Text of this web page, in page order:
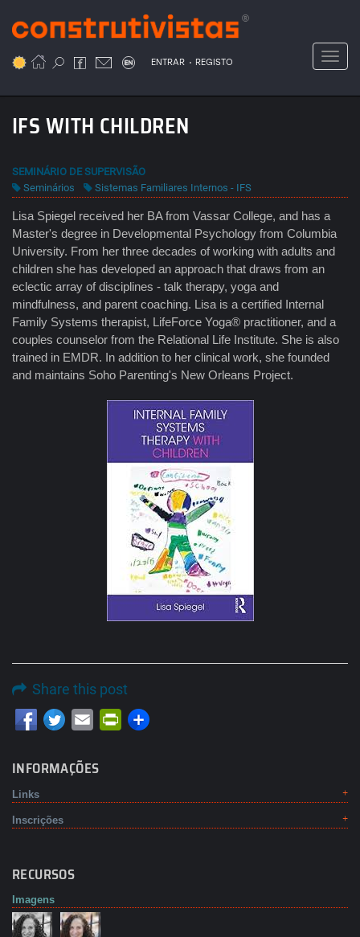
para
conteúdo
ENTRAR . REGISTO
IFS WITH CHILDREN
SEMINÁRIO DE SUPERVISÃO
Seminários
Sistemas Familiares Internos - IFS
Lisa Spiegel received her BA from Vassar College, and has a
Master's degree in Developmental Psychology from Columbia
University. From her three decades of working with adults and
children she has developed an approach that draws from an
eclectic array of disciplines - talk therapy, yoga and
mindfulness, and parent coaching. Lisa is a certified Internal
Family Systems therapist, LifeForce Yoga® practitioner, and a
couples counselor from the Relational Life Institute. She is also
trained in EMDR. In addition to her clinical work, she founded
and maintains Soho Parenting's New Orleans Project.
Share this post
Email PrintFriendly
INFORMAÇÕES
Links
Inscrições
RECURSOS
Imagens